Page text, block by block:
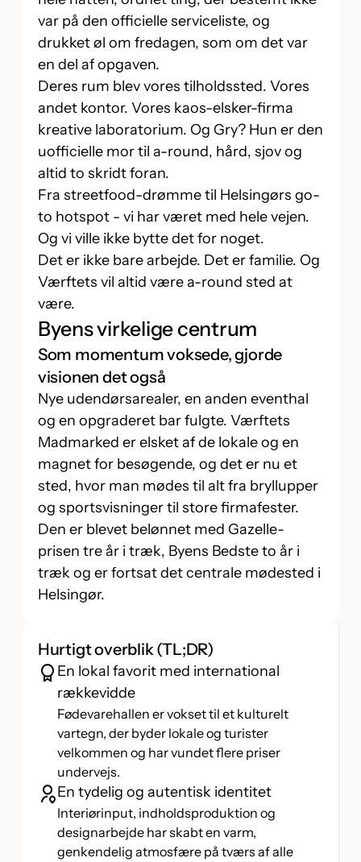
var på den officielle serviceliste, og
drukket øl om fredagen, som om det var
en del af opgaven.
Deres rum blev vores tilholdssted. Vores
andet kontor. Vores kaos-elsker-firma
kreative laboratorium. Og Gry? Hun er den
uofficielle mor til a-round, hård, sjov og
altid to skridt foran.
Fra streetfood-drømme til Helsingørs go-
to hotspot - vi har været med hele vejen.
Og vi ville ikke bytte det for noget.
Det er ikke bare arbejde. Det er familie. Og
Værftets vil altid være a-round sted at
være.
Byens virkelige centrum
Som momentum voksede, gjorde
visionen det også
Nye udendørsarealer, en anden eventhal
og en opgraderet bar fulgte. Værftets
Madmarked er elsket af de lokale og en
magnet for besøgende, og det er nu et
sted, hvor man mødes til alt fra bryllupper
og sportsvisninger til store firmafester.
Den er blevet belønnet med Gazelle-
prisen tre år i træk, Byens Bedste to år i
træk og er fortsat det centrale mødested i
Helsingør.
Hurtigt overblik (TL;DR)
En lokal favorit med international
rækkevidde
Fødevarehallen er vokset til et kulturelt
vartegn, der byder lokale og turister
velkommen og har vundet flere priser
undervejs.
En tydelig og autentisk identitet
Interiørinput, indholdsproduktion og
designarbejde har skabt en varm,
genkendelig atmosfære på tværs af alle